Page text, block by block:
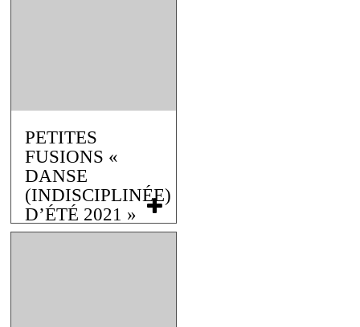
PETITES
FUSIONS «
DANSE
(INDISCIPLINÉE)
D’ÉTÉ 2021 »
8 juillet 2021